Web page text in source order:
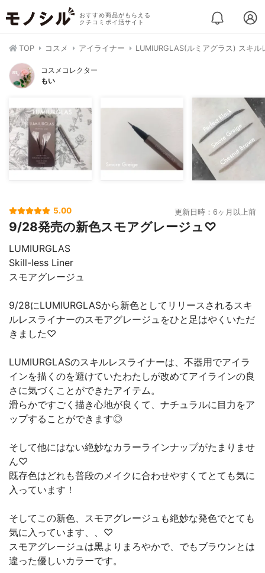
おすすめ商品がもらえる
クチコミポイ活サイト
TOP コスメ アイライナー LUMIURGLAS(ルミアグラス) スキル
コスメコレクター
もい
5.00 更新日時：6ヶ月以上前
9/28発売の新色スモアグレージュ♡
LUMIURGLAS
Skill-less Liner
スモアグレージュ
9/28にLUMIURGLASから新色としてリリースされるスキ
ルレスライナーのスモアグレージュをひと足はやくいただ
きました♡
LUMIURGLASのスキルレスライナーは、不器用でアイラ
インを描くのを避けていたわたしが改めてアイラインの良
さに気づくことができたアイテム。
滑らかですごく描き心地が良くて、ナチュラルに目力をア
ップすることができます◎
そして他にはない絶妙なカラーラインナップがたまりませ
ん♡
既存色はどれも普段のメイクに合わせやすくてとても気に
入っています！
そしてこの新色、スモアグレージュも絶妙な発色でとても
気に入っています、、♡
スモアグレージュは黒よりまろやかで、でもブラウンとは
違った優しいカラーです。